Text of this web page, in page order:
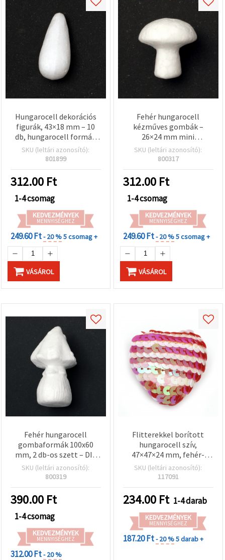
Hungarocell dekorációs
figurák, 43×18 mm – 10
db, hungarocell formák
kézműves, DIY, esküvői és
ünnepi dekorációkhoz
SKU (leltári azonosító):
801899
312.00 Ft
1-4 csomag
KEDVEZMÉNYEK
MENNYISÉGHEZ
249.60 Ft- 20 %5 csomag +
VÁSÁROL
Fehér hungarocell
kézműves gombák –
26×24 mm mini
habformák, 10 db-os
csomag, könnyű
dekorhoz,
virágkötészethez és
iskolai projektekhez
SKU (leltári azonosító):
800317
312.00 Ft
1-4 csomag
KEDVEZMÉNYEK
MENNYISÉGHEZ
249.60 Ft- 20 %5 csomag +
VÁSÁROL
Fehér hungarocell
gombaformák 100x60
mm, 2 db-os szett – DIY
festhető polisztirol
gombák, ünnepi
florisztikai
kompozíciókhoz
SKU (leltári azonosító):
800319
390.00 Ft
1-4 csomag
KEDVEZMÉNYEK
MENNYISÉGHEZ
312.00 Ft- 20 %
Flitterekkel borított
hungarocell szív,
47×47×24 mm, fehér-
piros, DIY kreatív
kézműves dekorációhoz
SKU (leltári azonosító):
117091
234.00 Ft 1-4 darab
KEDVEZMÉNYEK
MENNYISÉGHEZ
187.20 Ft- 20 %5 darab +